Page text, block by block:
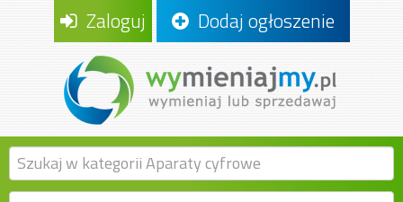
Zaloguj Dodaj ogłoszenie